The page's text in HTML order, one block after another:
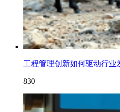
工程管理创新如何驱动行业
830